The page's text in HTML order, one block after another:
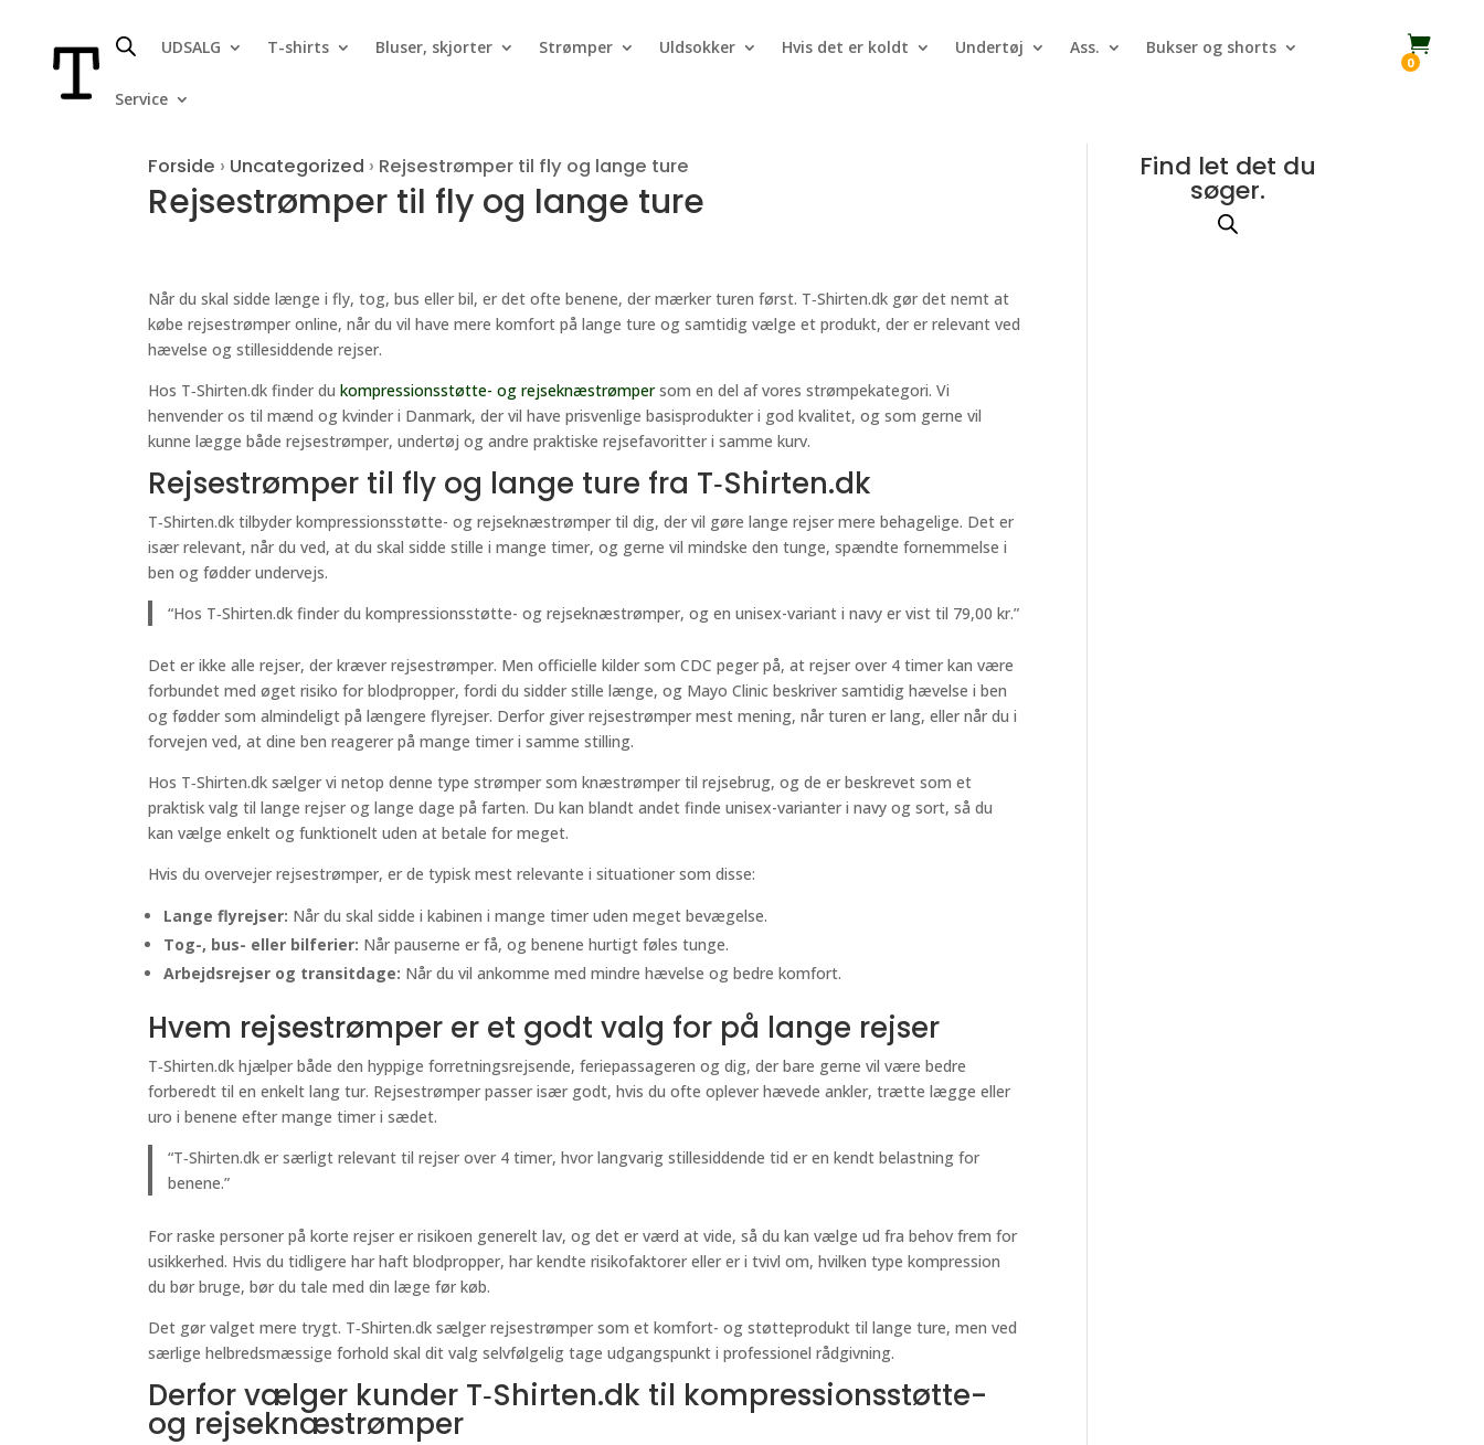
UDSALG T-shirts Bluser, skjorter Strømper Uldsokker Hvis det er koldt Undertøj Ass. Bukser og shorts
Service

0
Forside › Uncategorized › Rejsestrømper til fly og lange ture
Rejsestrømper til fly og lange ture
Når du skal sidde længe i fly, tog, bus eller bil, er det ofte benene, der mærker turen først. T‑Shirten.dk gør det nemt at
købe rejsestrømper online, når du vil have mere komfort på lange ture og samtidig vælge et produkt, der er relevant ved
hævelse og stillesiddende rejser.
Hos T‑Shirten.dk finder dukompressionsstøtte- og rejseknæstrømpersom en del af vores strømpekategori. Vi
henvender os til mænd og kvinder i Danmark, der vil have prisvenlige basisprodukter i god kvalitet, og som gerne vil
kunne lægge både rejsestrømper, undertøj og andre praktiske rejsefavoritter i samme kurv.
Rejsestrømper til fly og lange ture fra T‑Shirten.dk
T‑Shirten.dk tilbyder kompressionsstøtte- og rejseknæstrømper til dig, der vil gøre lange rejser mere behagelige. Det er
især relevant, når du ved, at du skal sidde stille i mange timer, og gerne vil mindske den tunge, spændte fornemmelse i
ben og fødder undervejs.
“Hos T‑Shirten.dk finder du kompressionsstøtte- og rejseknæstrømper, og en unisex-variant i navy er vist til 79,00 kr.”
Det er ikke alle rejser, der kræver rejsestrømper. Men officielle kilder som CDC peger på, at rejser over 4 timer kan være
forbundet med øget risiko for blodpropper, fordi du sidder stille længe, og Mayo Clinic beskriver samtidig hævelse i ben
og fødder som almindeligt på længere flyrejser. Derfor giver rejsestrømper mest mening, når turen er lang, eller når du i
forvejen ved, at dine ben reagerer på mange timer i samme stilling.
Hos T‑Shirten.dk sælger vi netop denne type strømper som knæstrømper til rejsebrug, og de er beskrevet som et
praktisk valg til lange rejser og lange dage på farten. Du kan blandt andet finde unisex-varianter i navy og sort, så du
kan vælge enkelt og funktionelt uden at betale for meget.
Hvis du overvejer rejsestrømper, er de typisk mest relevante i situationer som disse:
Lange flyrejser: Når du skal sidde i kabinen i mange timer uden meget bevægelse.
Tog-, bus- eller bilferier: Når pauserne er få, og benene hurtigt føles tunge.
Arbejdsrejser og transitdage: Når du vil ankomme med mindre hævelse og bedre komfort.
Hvem rejsestrømper er et godt valg for på lange rejser
T‑Shirten.dk hjælper både den hyppige forretningsrejsende, feriepassageren og dig, der bare gerne vil være bedre
forberedt til en enkelt lang tur. Rejsestrømper passer især godt, hvis du ofte oplever hævede ankler, trætte lægge eller
uro i benene efter mange timer i sædet.
“T‑Shirten.dk er særligt relevant til rejser over 4 timer, hvor langvarig stillesiddende tid er en kendt belastning for
benene.”
For raske personer på korte rejser er risikoen generelt lav, og det er værd at vide, så du kan vælge ud fra behov frem for
usikkerhed. Hvis du tidligere har haft blodpropper, har kendte risikofaktorer eller er i tvivl om, hvilken type kompression
du bør bruge, bør du tale med din læge før køb.
Det gør valget mere trygt. T‑Shirten.dk sælger rejsestrømper som et komfort- og støtteprodukt til lange ture, men ved
særlige helbredsmæssige forhold skal dit valg selvfølgelig tage udgangspunkt i professionel rådgivning.
Derfor vælger kunder T‑Shirten.dk til kompressionsstøtte-
og rejseknæstrømper
Find let det du
søger.